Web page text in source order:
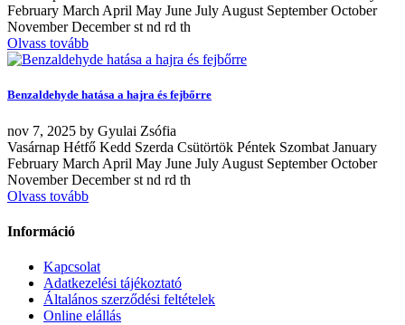
February March April May June July August September October
November December st nd rd th
Olvass tovább
Benzaldehyde hatása a hajra és fejbőrre
nov 7, 2025 by Gyulai Zsófia
Vasárnap Hétfő Kedd Szerda Csütörtök Péntek Szombat January
February March April May June July August September October
November December st nd rd th
Olvass tovább
Információ
Kapcsolat
Adatkezelési tájékoztató
Általános szerződési feltételek
Online elállás